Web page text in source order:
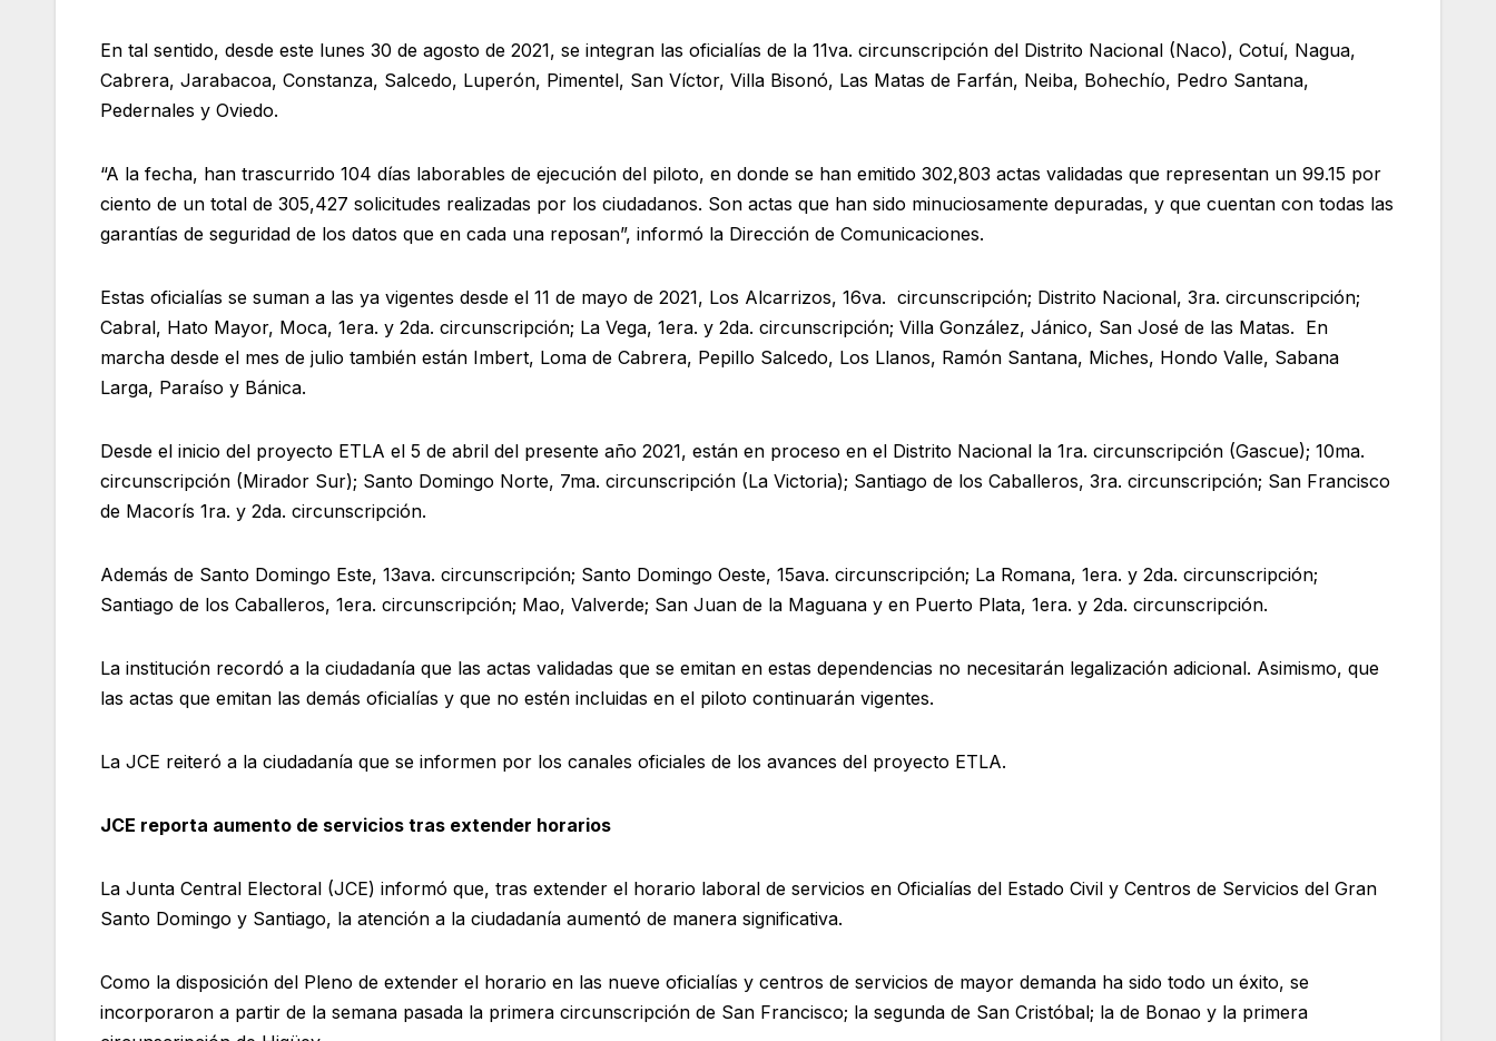
En tal sentido, desde este lunes 30 de agosto de 2021, se integran las oficialías de la 11va. circunscripción del Distrito Nacional (Naco), Cotuí, Nagua,
Cabrera, Jarabacoa, Constanza, Salcedo, Luperón, Pimentel, San Víctor, Villa Bisonó, Las Matas de Farfán, Neiba, Bohechío, Pedro Santana,
Pedernales y Oviedo.
“A la fecha, han trascurrido 104 días laborables de ejecución del piloto, en donde se han emitido 302,803 actas validadas que representan un 99.15 por
ciento de un total de 305,427 solicitudes realizadas por los ciudadanos. Son actas que han sido minuciosamente depuradas, y que cuentan con todas las
garantías de seguridad de los datos que en cada una reposan”, informó la Dirección de Comunicaciones.
Estas oficialías se suman a las ya vigentes desde el 11 de mayo de 2021, Los Alcarrizos, 16va. circunscripción; Distrito Nacional, 3ra. circunscripción;
Cabral, Hato Mayor, Moca, 1era. y 2da. circunscripción; La Vega, 1era. y 2da. circunscripción; Villa González, Jánico, San José de las Matas. En
marcha desde el mes de julio también están Imbert, Loma de Cabrera, Pepillo Salcedo, Los Llanos, Ramón Santana, Miches, Hondo Valle, Sabana
Larga, Paraíso y Bánica.
Desde el inicio del proyecto ETLA el 5 de abril del presente año 2021, están en proceso en el Distrito Nacional la 1ra. circunscripción (Gascue); 10ma.
circunscripción (Mirador Sur); Santo Domingo Norte, 7ma. circunscripción (La Victoria); Santiago de los Caballeros, 3ra. circunscripción; San Francisco
de Macorís 1ra. y 2da. circunscripción.
Además de Santo Domingo Este, 13ava. circunscripción; Santo Domingo Oeste, 15ava. circunscripción; La Romana, 1era. y 2da. circunscripción;
Santiago de los Caballeros, 1era. circunscripción; Mao, Valverde; San Juan de la Maguana y en Puerto Plata, 1era. y 2da. circunscripción.
La institución recordó a la ciudadanía que las actas validadas que se emitan en estas dependencias no necesitarán legalización adicional. Asimismo, que
las actas que emitan las demás oficialías y que no estén incluidas en el piloto continuarán vigentes.
La JCE reiteró a la ciudadanía que se informen por los canales oficiales de los avances del proyecto ETLA.
JCE reporta aumento de servicios tras extender horarios
La Junta Central Electoral (JCE) informó que, tras extender el horario laboral de servicios en Oficialías del Estado Civil y Centros de Servicios del Gran
Santo Domingo y Santiago, la atención a la ciudadanía aumentó de manera significativa.
Como la disposición del Pleno de extender el horario en las nueve oficialías y centros de servicios de mayor demanda ha sido todo un éxito, se
incorporaron a partir de la semana pasada la primera circunscripción de San Francisco; la segunda de San Cristóbal; la de Bonao y la primera